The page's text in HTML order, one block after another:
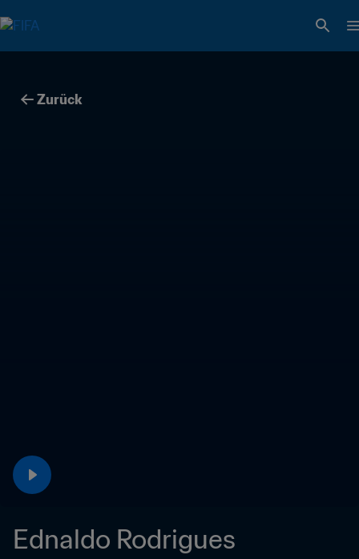
Zurück
Ednaldo Rodrigues